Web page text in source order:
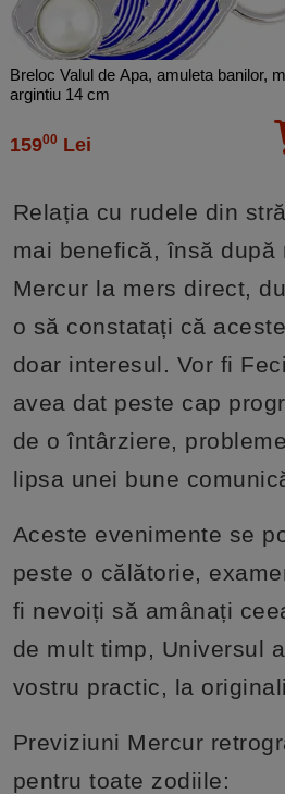
Breloc Valul de Apa, amuleta banilor,
argintiu 14 cm
15900 Lei
Relația cu rudele din
mai benefică, însă după
Mercur la mers direct,
o să constatați că
doar interesul. Vor fi
avea dat peste cap
de o întârziere,
lipsa unei bune
Aceste evenimente se
peste o călătorie,
fi nevoiți să amânați
de mult timp, Universul
vostru practic, la
Previziuni Mercur
pentru toate zodiile: